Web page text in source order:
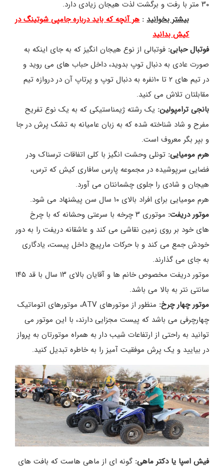
۳۰ متر با رفت و برگشت لذت هیجان زیادی دارد.
بیشتر بخوانید:هر آنچه که باید درباره جامپی شوتینگ در
کیش بدانید
فوتبال حبابی: فوتبالی از نوع هیجان انگیز که به جای اینکه به
صورت عادی به دنبال توپ بدوید، داخل حباب های می روید و
در تیم های ۲ تا ۱۰نفره به دنبال توپ و پرتاپ آن در دروازه تیم
مقابلتان تلاش می کنید.
بانجی ترامپولین: یک رشته ژیمناستیکی که به یک نوع تفریح
مفرح و شاد شناخته شده که به زبان عامیانه به تشک پرش در جا
و بپر بگر معروف است.
هرم مومیایی: تونلی وحشت انگیز با کلی اتفاقات ترسناک ودر
فضایی سرپوشیده در مجموعه پارس سافاری کیش که ترس،
هیجان و شادی را جلوی چشمانتان می آورد.
هرم مومیایی برای افراد بالای ۱۰ سال سن پیشنهاد می شود.
موتور دریفت:
موتوری ۳ چرخه با سرعتی وحشانه که با چرخ
های خود بر روی زمین نقاشی می کند و عاشقانه دریفت را به دور
خودش جمع می کند و با حرکات مارپیچ داخل پیست، یادگاری
به جای می گذارند.
موتور دریفت مخصوص خانم ها و آقایان بالای ۱۳ سال با قد ۱۴۵
سانتی نتر به بالا می باشد.
موتور چهار چرخ:
منظور از موتورهای ATV، موتورهای اتوماتیک
چهارچرفی می باشد که پیست مجزایی دارند، با این موتور می
توانید به راحتی از ارتفاعات شیب دار به همراه موتورتان به پرواز
در بیایید و یک پرش موفقیت آمیز را به خاطره تبدیل کنید.
فیش اسپا یا دکتر ماهی: گونه ای از ماهی هاست که بافت های